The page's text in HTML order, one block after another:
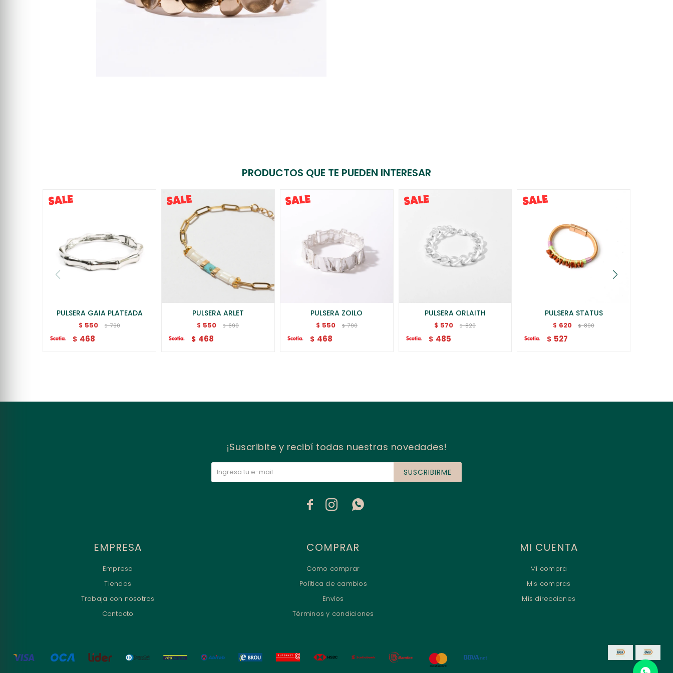
PRODUCTOS QUE TE PUEDEN INTERESAR
PULSERA GAIA PLATEADA
$ 550 $ 790
$ 468
PULSERA ARLET
$ 550 $ 690
$ 468
PULSERA ZOILO
$ 550 $ 790
$ 468
PULSERA ORLAITH
$ 570 $ 820
$ 485
PULSERA STATUS
$ 620 $ 890
$ 527
EMPRESA
Empresa
Tiendas
Trabaja con nosotros
Contacto
COMPRAR
Como comprar
Política de cambios
Envíos
Términos y condiciones
MI CUENTA
Mi compra
Mis compras
Mis direcciones
¡Suscribite y recibí todas nuestras novedades!
SUSCRIBIRME
  